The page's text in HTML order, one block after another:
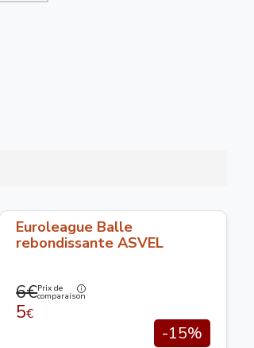
Euroleague Balle
rebondissante ASVEL
6€Prix de
comparaison
5€
-15%